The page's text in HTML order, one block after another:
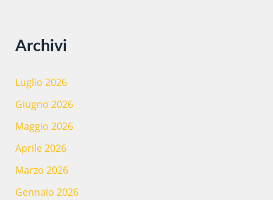
Archivi
Luglio 2026
Giugno 2026
Maggio 2026
Aprile 2026
Marzo 2026
Gennaio 2026